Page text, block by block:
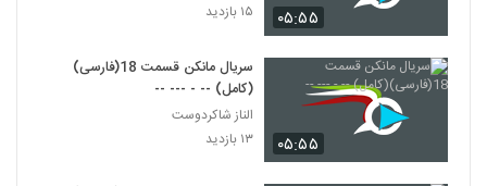
۰۵:۵۵
۱۵ بازدید
۰۵:۵۵
سریال مانکن قسمت 18(فارسی)
(کامل) -- - --- --
الناز شاکردوست
۱۳ بازدید